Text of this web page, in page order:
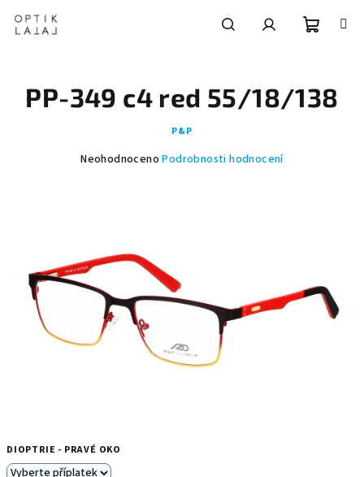
obsah
košík
DIOPTRIE - PRAVÉ OKO
PP-349 c4 red 55/18/138
P&P
Průměrné
hvězdiček.
Neohodnoceno Podrobnosti hodnocení